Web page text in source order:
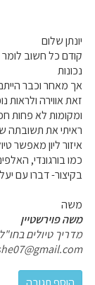
יונתן שלום
קודם כל חשוב
נכונות
אך מאחר וכבר
זאת אווירה ולראות
ומקומות לא פחות
ראיתי את תשובתה
איזור ליון מאפשר
כמו בורגונדי,
בקיצור- דברו עם יעל
משה
משה פוירשטיין
מדריך טיולים